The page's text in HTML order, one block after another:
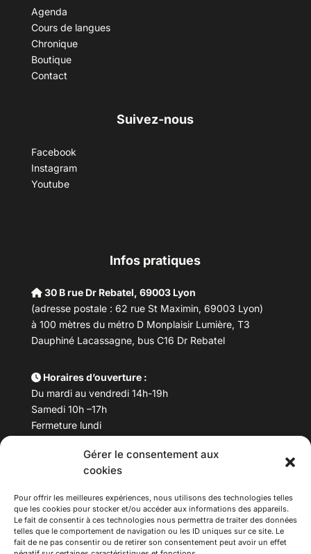
Gérer le consentement aux
cookies
Pour offrir les meilleures expériences, nous utilisons des technologies telles
que les cookies pour stocker et/ou accéder aux informations des appareils.
Le fait de consentir à ces technologies nous permettra de traiter des données
telles que le comportement de navigation ou les ID uniques sur ce site. Le
fait de ne pas consentir ou de retirer son consentement peut avoir un effet
Agenda
Cours de langues
Chronique
Boutique
Contact
Suivez-nous
Facebook
Instagram
Youtube
Infos pratiques
30 B rue Dr Rebatel, 69003 Lyon
(adresse postale : 62 rue St Maximin, 69003 Lyon)
à 100 mètres du métro D Monplaisir Lumière, T3
Dauphiné Lacassagne, bus C16 Dr Rebatel
Horaires d’ouverture :
Du mardi au vendredi 14h-19h
Samedi 10h –17h
Fermeture lundi
Téléphone : 04 78 53 06 40
maisondesculturesasiatiques@asiexpo.com